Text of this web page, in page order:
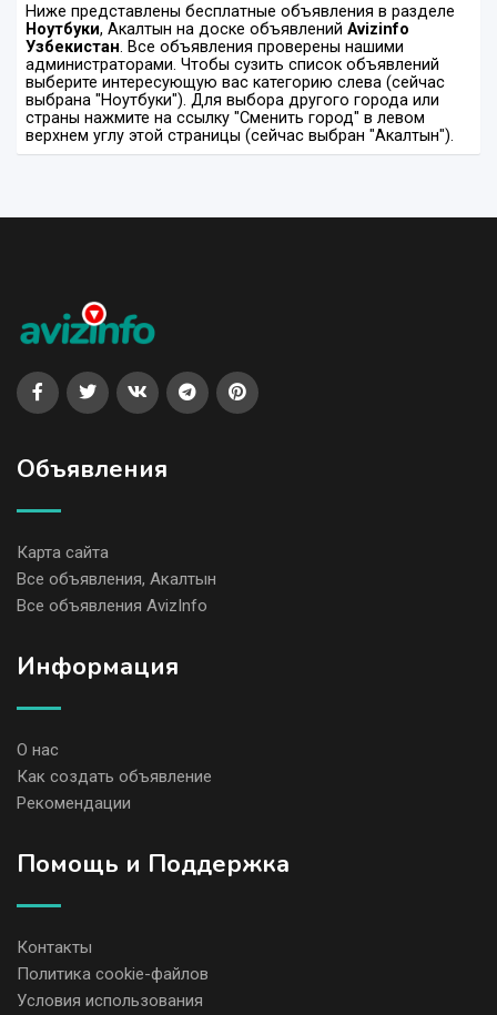
Ниже представлены бесплатные объявления в разделе
Ноутбуки, Акалтын на доске объявлений Avizinfo
Узбекистан. Все объявления проверены нашими
администраторами. Чтобы сузить список объявлений
выберите интересующую вас категорию слева (сейчас
выбрана "Ноутбуки"). Для выбора другого города или
страны нажмите на ссылку "Сменить город" в левом
верхнем углу этой страницы (сейчас выбран "Акалтын").
Объявления
Карта сайта
Все объявления, Акалтын
Все объявления AvizInfo
Информация
О нас
Как создать объявление
Рекомендации
Помощь и Поддержка
Контакты
Политика cookie-файлов
Условия использования